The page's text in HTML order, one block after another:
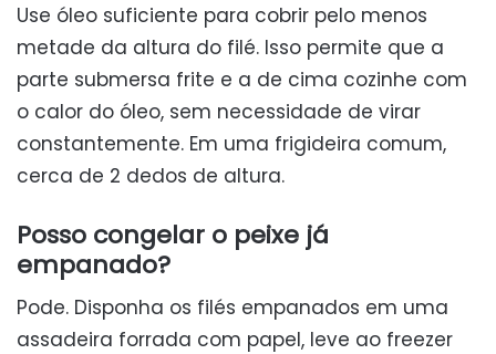
Use óleo suficiente para cobrir pelo menos
metade da altura do filé. Isso permite que a
parte submersa frite e a de cima cozinhe com
o calor do óleo, sem necessidade de virar
constantemente. Em uma frigideira comum,
cerca de 2 dedos de altura.
Posso congelar o peixe já
empanado?
Pode. Disponha os filés empanados em uma
assadeira forrada com papel, leve ao freezer